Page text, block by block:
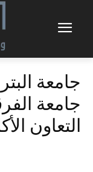
جامعة
جامعة
التعاون